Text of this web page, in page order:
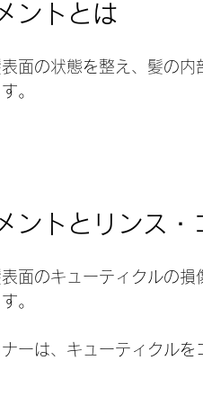
ントとは
面の状態を整え、髪の内
。
ントとリンス・
面のキューティクルの
。
ーは、キューティクル